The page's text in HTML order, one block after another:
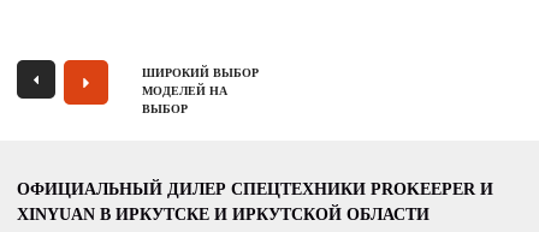
ШИРОКИЙ ВЫБОР
МОДЕЛЕЙ НА
ВЫБОР
ОФИЦИАЛЬНЫЙ ДИЛЕР СПЕЦТЕХНИКИ PROKEEPER И
XINYUAN В ИРКУТСКЕ И ИРКУТСКОЙ ОБЛАСТИ